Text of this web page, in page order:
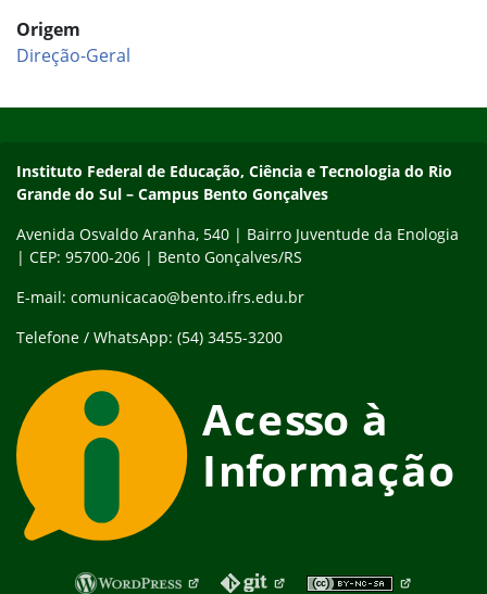
Origem
Direção-Geral
Contato
Instituto Federal de Educação, Ciência e Tecnologia do Rio
Grande do Sul – Campus Bento Gonçalves
Avenida Osvaldo Aranha, 540 | Bairro Juventude da Enologia
| CEP: 95700-206 | Bento Gonçalves/RS
E-mail: comunicacao@bento.ifrs.edu.br
Telefone / WhatsApp: (54) 3455-3200